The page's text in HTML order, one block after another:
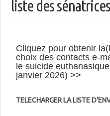
liste des
Cliquez pour obtenir
choix des contacts e-
le suicide
janvier 2026) >>
TELECHARGER LA LISTE